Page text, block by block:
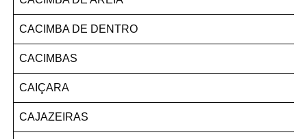
CACIMBA DE DENTRO
CACIMBAS
CAIÇARA
CAJAZEIRAS